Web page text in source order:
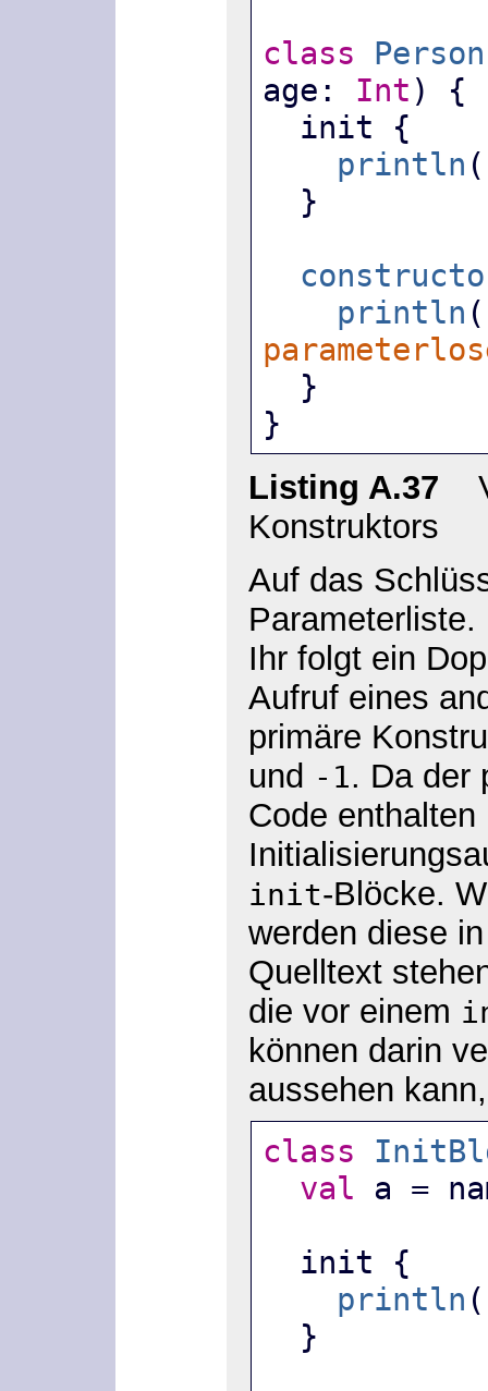
class
Person
age: Int ) {
  init {
println (
  }
println (
  }
}
Listing A.37
Konstruktors
Auf das
Ihr folgt ein
Aufruf eines
primäre
und -1. Da der
Code
init-Blöcke.
werden diese
Quelltext
die vor einem
können darin
aussehen
class
val a =
  init {
println (
  }